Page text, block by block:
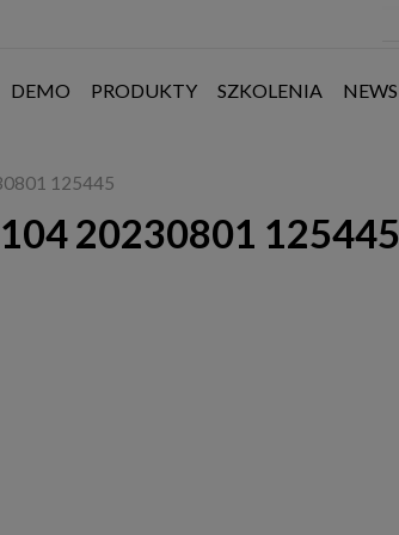
DEMO PRODUKTY SZKOLENIA NEWS
125445
20230801 125445